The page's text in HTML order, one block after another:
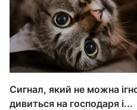
Сигнал, який не можна
дивиться на господаря і...